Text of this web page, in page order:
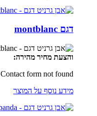
דגם montblanc
והצעת מחיר מהירה:
Contact form not found.
מידע נוסף על המוצר